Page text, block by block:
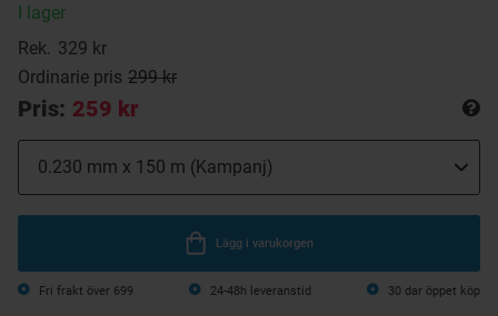
I lager
Rek. 329 kr
Ordinarie pris 299 kr
Pris: 259 kr
Lägg i varukorgen
Fri frakt över 699 24-48h leveranstid 30 dar öppet köp